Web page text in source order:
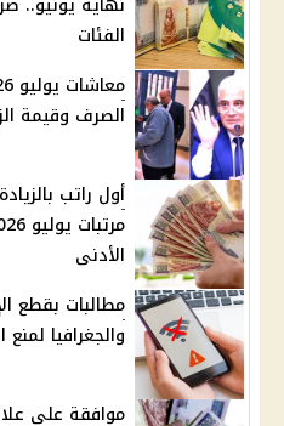
الفئات
الصرف وقيمة
أول راتب
الأدنى
مطالبات بقطع
والجغرافيا